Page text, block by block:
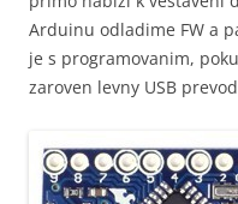
Arduinu odladime FW a
je s programovanim,
zaroven levny USB